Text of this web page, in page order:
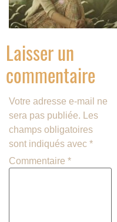
Laisser un
commentaire
Votre adresse e-mail ne
sera pas publiée.
Les
champs obligatoires
sont indiqués avec *
Commentaire *